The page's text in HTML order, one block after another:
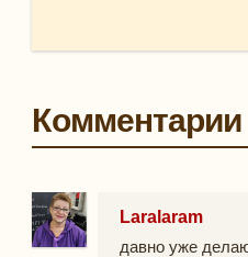
Комментарии
Laralaram
давно уже